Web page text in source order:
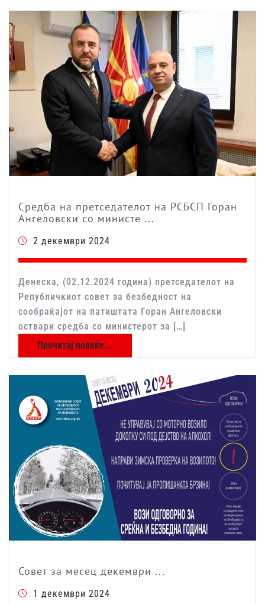
Средба на претседателот на РСБСП Горан
Ангеловски со министе ...
2 декември 2024
Денеска, (02.12.2024 година) претседателот на
Републичкиот совет за безбедност на
сообраќајот на патиштата Горан Ангеловски
оствари средба со министерот за […]
Прочитај повеќе...
Совет за месец декември ...
1 декември 2024